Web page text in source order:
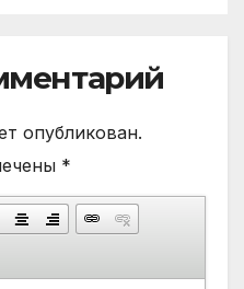
опубликован.
*